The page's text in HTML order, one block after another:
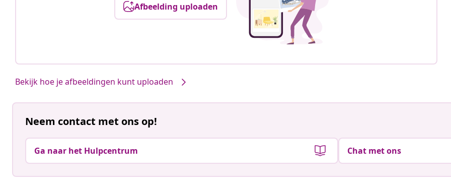
Afbeelding uploaden
Bekijk hoe je afbeeldingen kunt uploaden
Neem contact met ons op!
Ga naar het Hulpcentrum Chat met ons